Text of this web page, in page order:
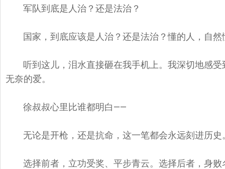
军队到底是人治？还是法治？
国家，到底应该是人治？还是法治？懂的人，自然
听到这儿，泪水直接砸在我手机上。我深切地感
无奈的爱。
徐叔叔心里比谁都明白——
无论是开枪，还是抗命，这一笔都会永远刻进历史
选择前者，立功受奖、平步青云。选择后者，身